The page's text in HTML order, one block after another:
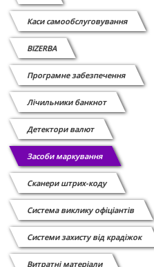
Каси самообслуговування
BIZERBA
Програмне забезпечення
Лічильники банкнот
Детектори валют
Засоби маркування
Сканери штрих-коду
Cистема виклику офіціантів
Системи захисту від крадіжок
Витратні матеріали